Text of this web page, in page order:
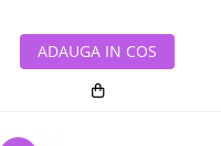
ADAUGA IN COS